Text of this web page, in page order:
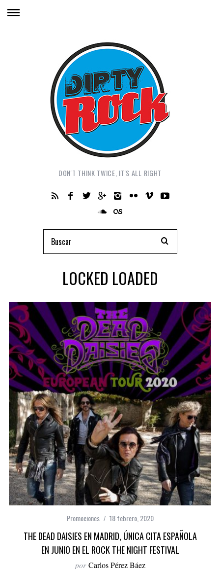
DON'T THINK TWICE, IT'S ALL RIGHT
LOCKED LOADED
Promociones 18 febrero, 2020
THE DEAD DAISIES EN MADRID, ÚNICA CITA ESPAÑOLA
EN JUNIO EN EL ROCK THE NIGHT FESTIVAL
por Carlos Pérez Báez